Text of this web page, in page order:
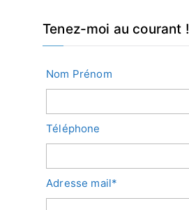
Tenez-moi au courant !
Nom Prénom
Téléphone
Adresse mail*